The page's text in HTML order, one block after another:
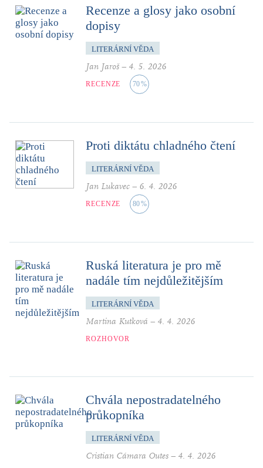
Recenze a glosy jako osobní
dopisy
LITERÁRNÍ VĚDA
Jan Jaroš – 4. 5. 2026
RECENZE 70%
Proti diktátu chladného čtení
LITERÁRNÍ VĚDA
Jan Lukavec – 6. 4. 2026
RECENZE 80%
Ruská literatura je pro mě
nadále tím nejdůležitějším
LITERÁRNÍ VĚDA
Martina Kutková – 4. 4. 2026
ROZHOVOR
Chvála nepostradatelného
průkopníka
LITERÁRNÍ VĚDA
Cristian Cámara Outes – 4. 4. 2026